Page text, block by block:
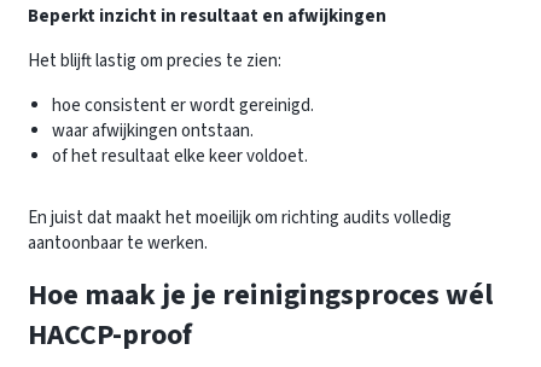
Beperkt inzicht in resultaat en afwijkingen
Het blijft lastig om precies te zien:
hoe consistent er wordt gereinigd.
waar afwijkingen ontstaan.
of het resultaat elke keer voldoet.
En juist dat maakt het moeilijk om richting audits volledig
aantoonbaar te werken.
Hoe maak je je reinigingsproces wél
HACCP-proof